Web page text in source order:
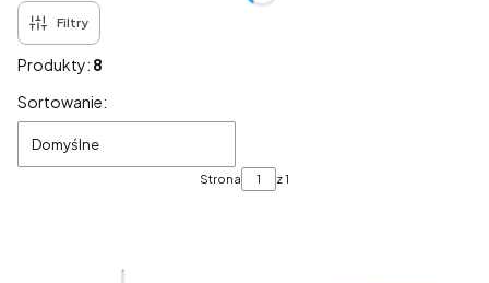
Filtry
Produkty: 8
Lista produktów
Sortowanie:
Domyślne
Strona z 1